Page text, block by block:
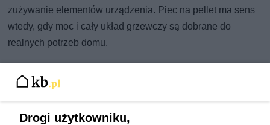
zużywanie elementów urządzenia. Piec na pellet ma sens
wtedy, gdy moc i cały układ grzewczy są dobrane do
realnych potrzeb domu.
Drogi użytkowniku,